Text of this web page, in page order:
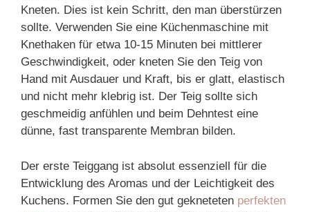
Kneten. Dies ist kein Schritt, den man überstürzen
sollte. Verwenden Sie eine Küchenmaschine mit
Knethaken für etwa 10-15 Minuten bei mittlerer
Geschwindigkeit, oder kneten Sie den Teig von
Hand mit Ausdauer und Kraft, bis er glatt, elastisch
und nicht mehr klebrig ist. Der Teig sollte sich
geschmeidig anfühlen und beim Dehntest eine
dünne, fast transparente Membran bilden.
Der erste Teiggang ist absolut essenziell für die
Entwicklung des Aromas und der Leichtigkeit des
Kuchens. Formen Sie den gut gekneteten perfekten